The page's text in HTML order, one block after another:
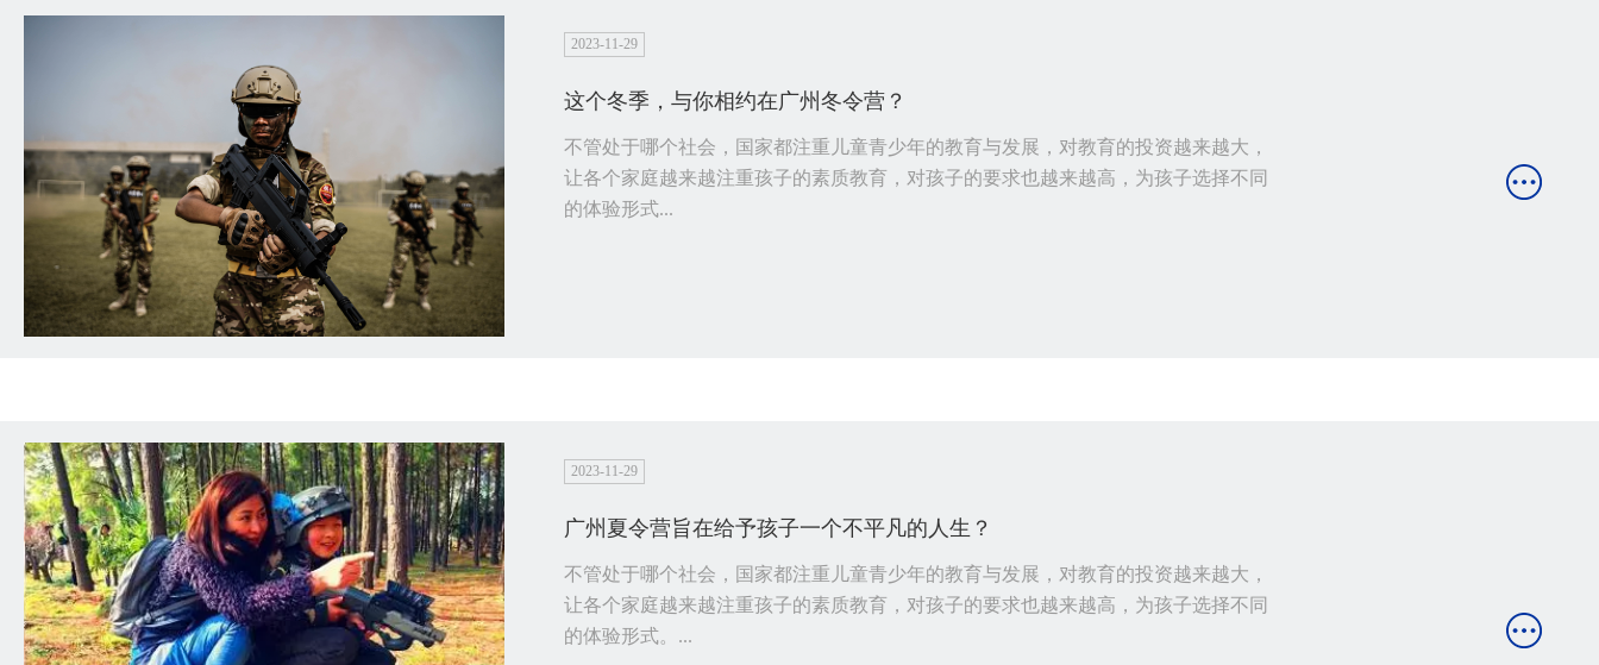
2023-11-29
这个冬季，与你相约在广州冬令营？
不管处于哪个社会，国家都注重儿童青少年的教育与发展，对教育的投资越来越大，
让各个家庭越来越注重孩子的素质教育，对孩子的要求也越来越高，为孩子选择不同
的体验形式...
2023-11-29
广州夏令营旨在给予孩子一个不平凡的人生？
不管处于哪个社会，国家都注重儿童青少年的教育与发展，对教育的投资越来越大，
让各个家庭越来越注重孩子的素质教育，对孩子的要求也越来越高，为孩子选择不同
的体验形式。...